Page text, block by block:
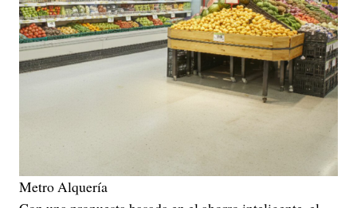
Metro Alquería